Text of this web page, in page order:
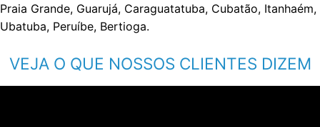
Praia Grande, Guarujá, Caraguatatuba, Cubatão, Itanhaém,
Ubatuba, Peruíbe, Bertioga.
VEJA O QUE NOSSOS CLIENTES DIZEM